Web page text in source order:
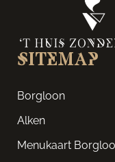
sitemap
Borgloon
Alken
Menukaart